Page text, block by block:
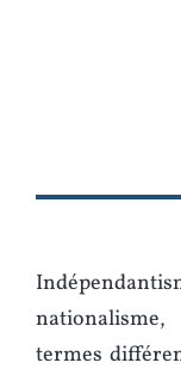
termes